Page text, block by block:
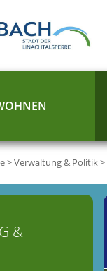
>Verwaltung & Politik>
&